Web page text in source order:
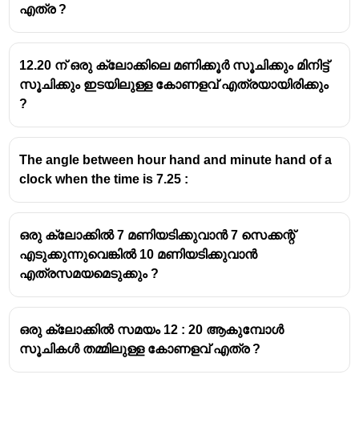
എത്ര ?
12.20 ന് ഒരു ക്ലോക്കിലെ മണിക്കൂർ സൂചിക്കും മിനിട്ട്
സൂചിക്കും ഇടയിലുള്ള കോണളവ് എത്രയായിരിക്കും
?
The angle between hour hand and minute hand of a
clock when the time is 7.25 :
ഒരു ക്ലോക്കിൽ 7 മണിയടിക്കുവാൻ 7 സെക്കന്റ്
എടുക്കുന്നുവെങ്കിൽ 10 മണിയടിക്കുവാൻ
എത്രസമയമെടുക്കും ?
ഒരു ക്ലോക്കിൽ സമയം 12 : 20 ആകുമ്പോൾ
സൂചികൾ തമ്മിലുള്ള കോണളവ് എത്ര ?